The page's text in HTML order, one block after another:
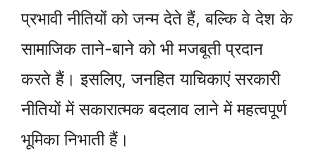
प्रभावी नीतियों को जन्म देते हैं, बल्कि वे देश के
सामाजिक ताने-बाने को भी मजबूती प्रदान
करते हैं। इसलिए, जनहित याचिकाएं सरकारी
नीतियों में सकारात्मक बदलाव लाने में महत्वपूर्ण
भूमिका निभाती हैं।